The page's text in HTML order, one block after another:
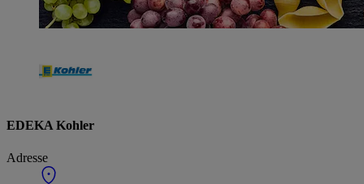
EDEKA Kohler
Adresse